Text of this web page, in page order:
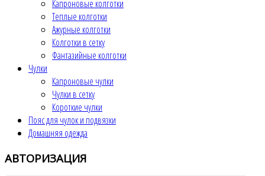
Капроновые колготки
Теплые колготки
Ажурные колготки
Колготки в сетку
Фантазийные колготки
Чулки
Капроновые чулки
Чулки в сетку
Короткие чулки
Пояс для чулок и подвязки
Домашняя одежда
АВТОРИЗАЦИЯ